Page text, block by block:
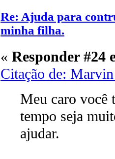
Re: Ajuda para
minha filha.
« Responder #24
Citação de:
Meu caro você
tempo seja
ajudar.